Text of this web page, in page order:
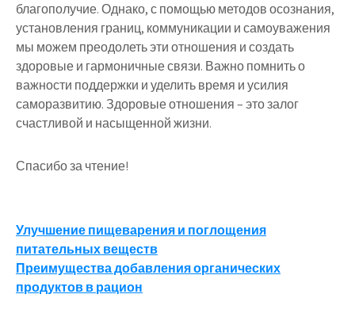
благополучие. Однако, с помощью методов осознания,
установления границ, коммуникации и самоуважения
мы можем преодолеть эти отношения и создать
здоровые и гармоничные связи. Важно помнить о
важности поддержки и уделить время и усилия
саморазвитию. Здоровые отношения – это залог
счастливой и насыщенной жизни.
Спасибо за чтение!
Навигация
по
записям
Улучшение пищеварения и поглощения
питательных веществ
Преимущества добавления органических
продуктов в рацион